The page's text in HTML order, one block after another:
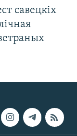
савецкіх